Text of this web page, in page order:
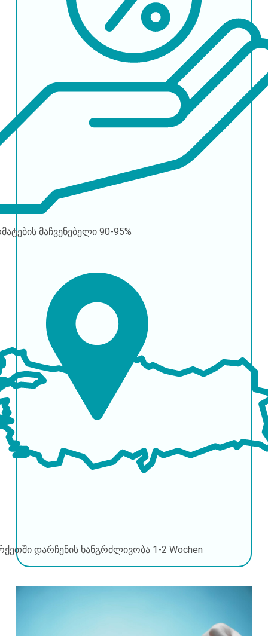
მაჩვენებელი 90-95%
დარჩენის ხანგრძლივობა 1-2 Wochen